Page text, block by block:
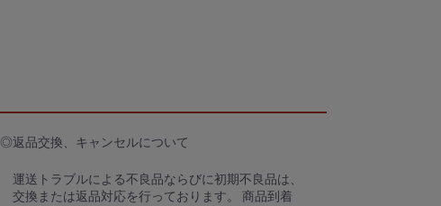
◎返品交換、キャンセルについて
運送トラブルによる不良品ならびに初期不良品は、
交換または返品対応を行っております。 商品到着